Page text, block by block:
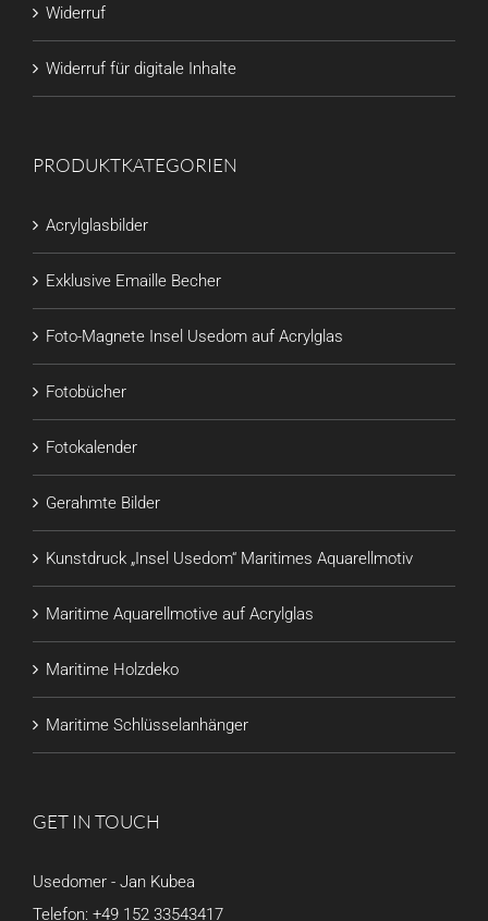
Widerruf
Widerruf für digitale Inhalte
PRODUKTKATEGORIEN
Acrylglasbilder
Exklusive Emaille Becher
Foto-Magnete Insel Usedom auf Acrylglas
Fotobücher
Fotokalender
Gerahmte Bilder
Kunstdruck „Insel Usedom“ Maritimes Aquarellmotiv
Maritime Aquarellmotive auf Acrylglas
Maritime Holzdeko
Maritime Schlüsselanhänger
GET IN TOUCH
Usedomer - Jan Kubea
Telefon: +49 152 33543417